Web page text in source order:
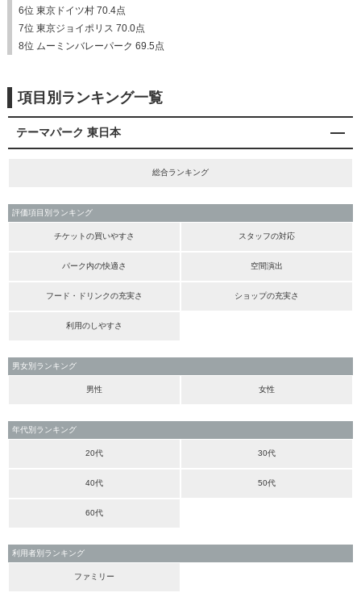
6位 東京ドイツ村 70.4点
7位 東京ジョイポリス 70.0点
8位 ムーミンバレーパーク 69.5点
項目別ランキング一覧
テーマパーク 東日本
総合ランキング
評価項目別ランキング
チケットの買いやすさ スタッフの対応
パーク内の快適さ 空間演出
フード・ドリンクの充実さ ショップの充実さ
利用のしやすさ
男女別ランキング
男性 女性
年代別ランキング
20代 30代
40代 50代
60代
利用者別ランキング
ファミリー